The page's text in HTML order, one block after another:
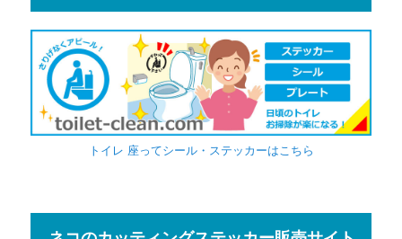
トイレ 座ってシール・ステッカーはこちら